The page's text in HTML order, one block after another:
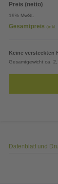
Preis (netto)
19% MwSt.
Gesamtpreis (inkl.
Keine versteckten
Gesamtgewicht ca.
Datenblatt und